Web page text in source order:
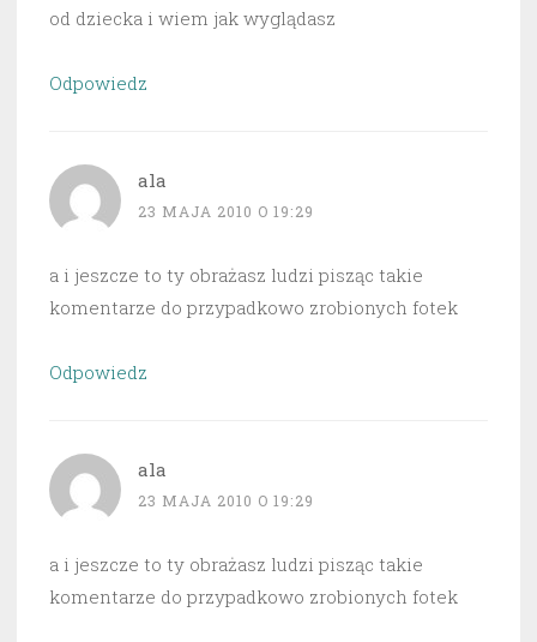
od dziecka i wiem jak wyglądasz
Odpowiedz
ala
23 MAJA 2010 O 19:29
a i jeszcze to ty obrażasz ludzi pisząc takie
komentarze do przypadkowo zrobionych fotek
Odpowiedz
ala
23 MAJA 2010 O 19:29
a i jeszcze to ty obrażasz ludzi pisząc takie
komentarze do przypadkowo zrobionych fotek